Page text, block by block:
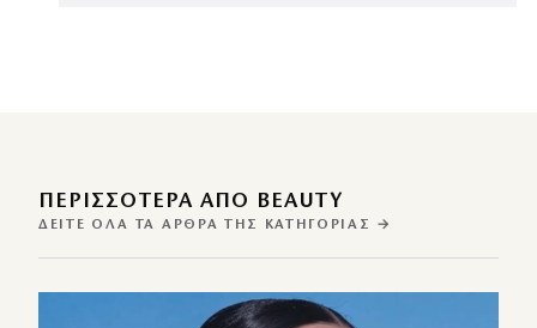
ΠΕΡΙΣΣΌΤΕΡΑ ΑΠΌ BEAUTY
ΔΕΊΤΕ ΌΛΑ ΤΑ ΆΡΘΡΑ ΤΗΣ ΚΑΤΗΓΟΡΊΑΣ →